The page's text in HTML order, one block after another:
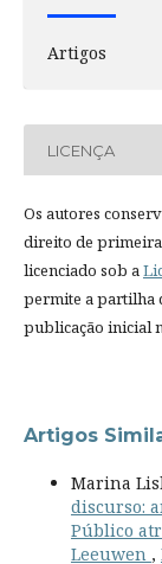
Artigos
LICENÇA
Os autores
direito de
licenciado sob a
permite a partilha
publicação inicial
Artigos
Marina
discurso:
Público
Leeuwen ,